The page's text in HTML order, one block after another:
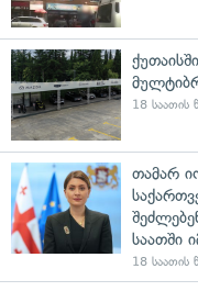
18 საათის
თამარ
საათში
18 საათის